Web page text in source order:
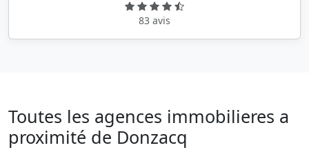
83 avis
Toutes les agences immobilieres a
proximité de Donzacq